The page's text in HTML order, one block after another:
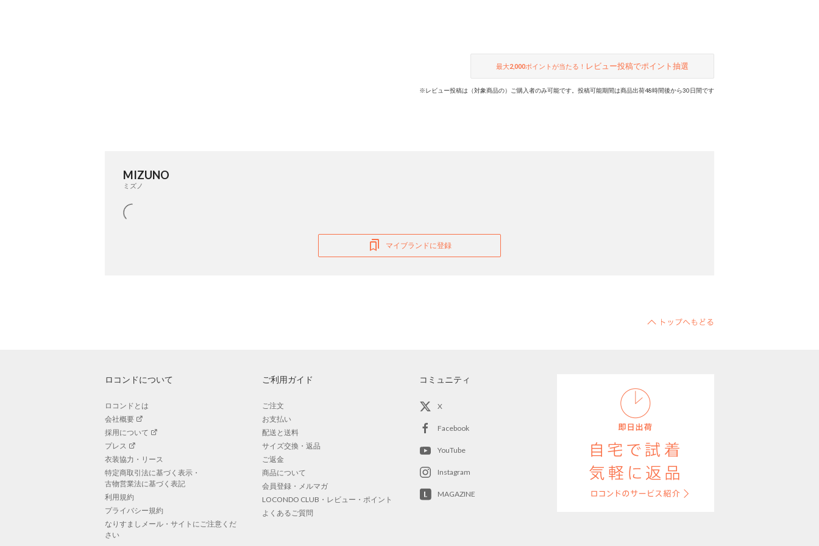
最大2,000ポイントが当たる！ レビュー投稿でポイント抽選
※レビュー投稿は（対象商品の）ご購入者のみ可能です。投稿可能期間は商品出荷48時間後から30日間です
MIZUNO
ミズノ
マイブランドに登録
ロコンドについて
ロコンドとは
会社概要
採用について
プレス
衣装協力・リース
特定商取引法に基づく表示・
古物営業法に基づく表記
利用規約
プライバシー規約
なりすましメール・サイトにご注意くだ
さい
ご利用ガイド
ご注文
お支払い
配送と送料
サイズ交換・返品
ご返金
商品について
会員登録・メルマガ
LOCONDO CLUB・レビュー・ポイント
よくあるご質問
コミュニティ
X
Facebook
YouTube
Instagram
MAGAZINE